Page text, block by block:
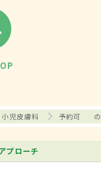
小児皮膚科 予約可
プローチ